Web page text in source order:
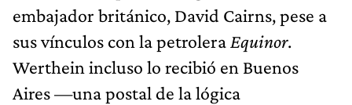
embajador británico, David Cairns, pese a
sus vínculos con la petrolera Equinor.
Werthein incluso lo recibió en Buenos
Aires —una postal de la lógica